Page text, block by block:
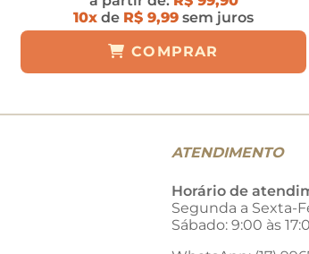
10x de R$ 9,99 sem juros
COMPRAR
ATENDIMENTO
Horário de
Segunda a Sexta-
Sábado: 9:00 às